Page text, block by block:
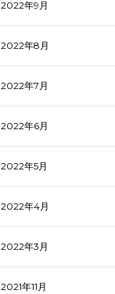
2022年9月
2022年8月
2022年7月
2022年6月
2022年5月
2022年4月
2022年3月
2021年11月